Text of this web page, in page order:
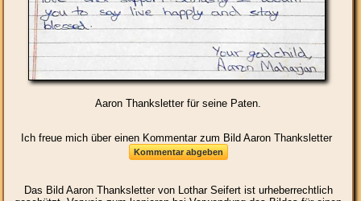
Aaron Thanksletter für seine Paten.
Ich freue mich über einen Kommentar zum Bild Aaron Thanksletter
Das Bild Aaron Thankslettervon Lothar Seifert ist urheberrechtlich